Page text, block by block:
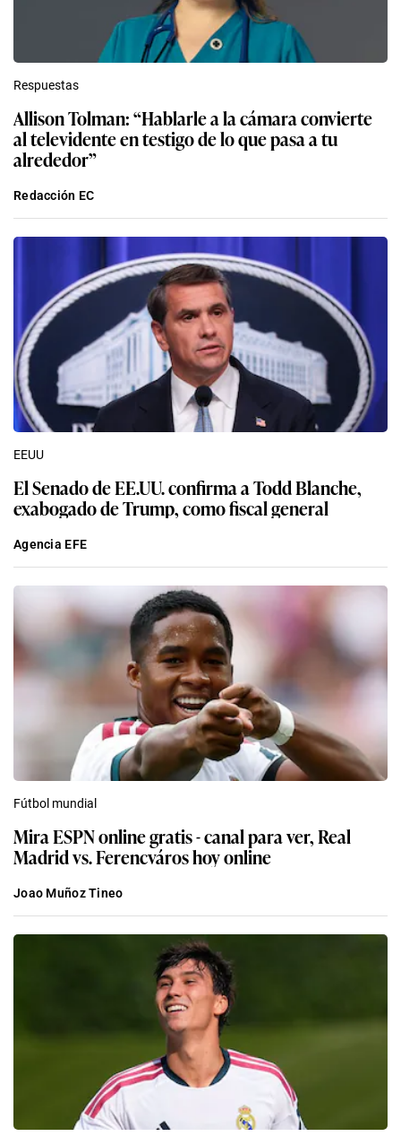
Respuestas
Allison Tolman: “Hablarle a la cámara convierte
al televidente en testigo de lo que pasa a tu
alrededor”
Redacción EC
EEUU
El Senado de EE.UU. confirma a Todd Blanche,
exabogado de Trump, como fiscal general
Agencia EFE
Fútbol mundial
Mira ESPN online gratis - canal para ver, Real
Madrid vs. Ferencváros hoy online
Joao Muñoz Tineo